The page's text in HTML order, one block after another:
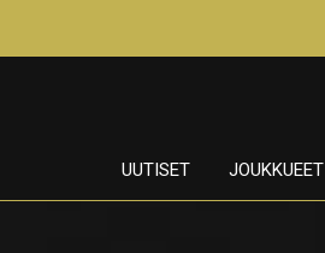
UUTISET JOUKKUEET